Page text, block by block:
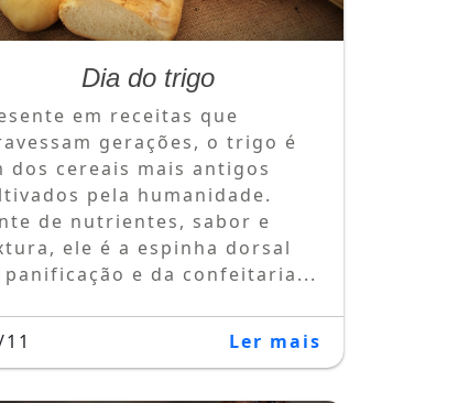
Dia do trigo
em receitas que
gerações, o trigo é
dos cereais mais antigos
pela humanidade.
de nutrientes, sabor e
ele é a espinha dorsal
panificação e da confeitaria...
Ler mais